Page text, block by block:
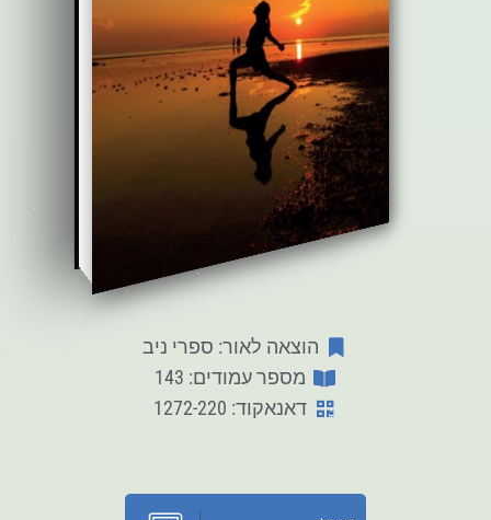
הוצאה לאור: ספרי ניב
מספר עמודים: 143
דאנאקוד: 1272-220